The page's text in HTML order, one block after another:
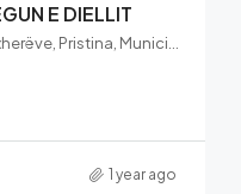
E DIELLIT
Xheladin Hana, Mahalla e Muhaxherëve, Pristina, Municipality of Pristina, District of Prishtina, 10060, Kosovo
1 year ago